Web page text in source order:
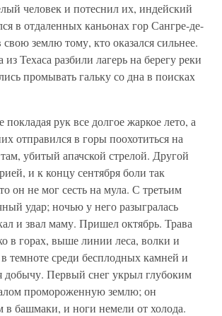
человек и потеснил их, индейский
в отдаленных каньонах гор Сангре-де-
землю тому, кто оказался сильнее.
Техаса разбили лагерь на берегу реки
промывать гальку со дна в поисках
рук все долгое жаркое лето, а
отправился в горы поохотиться на
убитый апачской стрелой. Другой
и к концу сентября боли так
он не мог сесть на мула. С третьим
удар; ночью у него разыгралась
и звал маму. Пришел октябрь. Трава
в горах, выше линии леса, волки и
темноте среди бесплодных камней и
добычу. Первый снег укрыл глубоким
промороженную землю; он
в башмаки, и ноги немели от холода.